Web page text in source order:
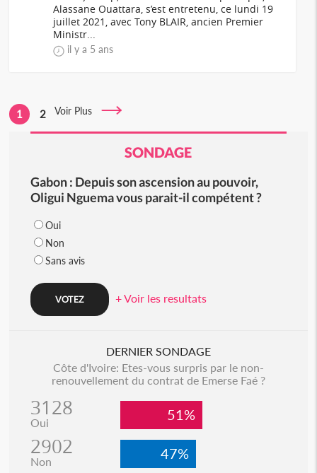
Alassane Ouattara, s’est entretenu, ce lundi 19
juillet 2021, avec Tony BLAIR, ancien Premier
Ministr...
il y a 5 ans
1 2 Voir Plus
SONDAGE
Gabon : Depuis son ascension au pouvoir,
Oligui Nguema vous parait-il compétent ?
Oui
Non
Sans avis
+ Voir les resultats
DERNIER SONDAGE
Côte d'Ivoire: Etes-vous surpris par le non-
renouvellement du contrat de Emerse Faé ?
3128
Oui 51%
2902
Non 47%